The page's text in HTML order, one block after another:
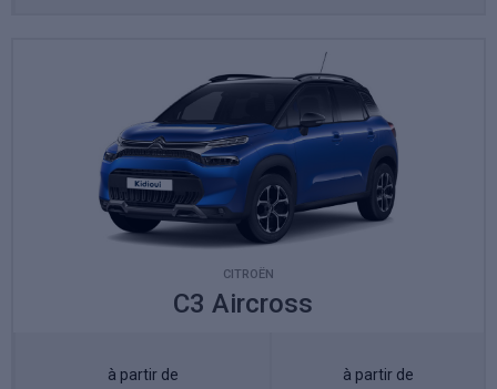
CITROËN
C3 Aircross
à partir de à partir de